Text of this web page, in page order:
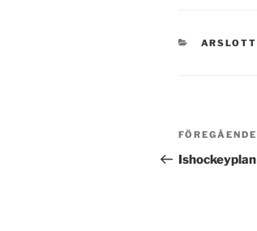
Föregående
inlägg
FÖREGÅENDE